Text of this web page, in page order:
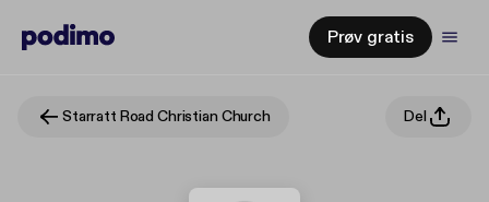
Prøv gratis
Starratt Road Christian Church Del